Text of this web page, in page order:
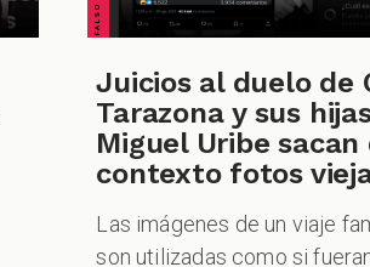
Juicios al duelo de
Tarazona y sus
Miguel Uribe sacan
contexto fotos
Las imágenes de un viaje
son utilizadas como si